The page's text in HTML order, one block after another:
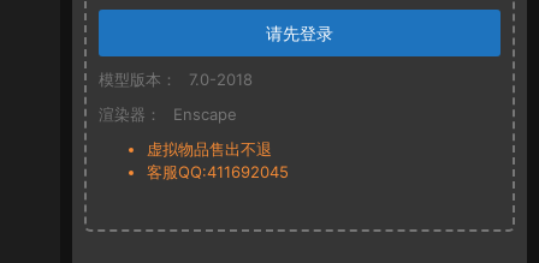
请先登录
模型版本：
7.0-2018
渲染器：
Enscape
虚拟物品售出不退
客服QQ:411692045